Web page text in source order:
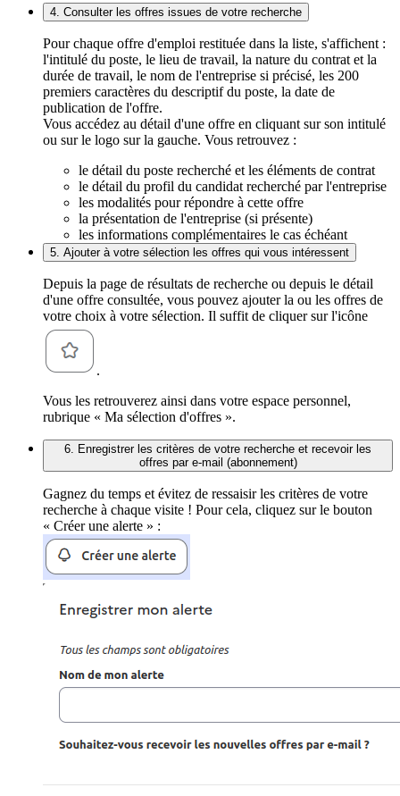
4. Consulter les offres issues de votre recherche
Pour chaque offre d'emploi restituée dans la liste, s'affichent :
l'intitulé du poste, le lieu de travail, la nature du contrat et la
durée de travail, le nom de l'entreprise si précisé, les 200
premiers caractères du descriptif du poste, la date de
publication de l'offre.
Vous accédez au détail d'une offre en cliquant sur son intitulé
ou sur le logo sur la gauche. Vous retrouvez :
le détail du poste recherché et les éléments de contrat
le détail du profil du candidat recherché par l'entreprise
les modalités pour répondre à cette offre
la présentation de l'entreprise (si présente)
les informations complémentaires le cas échéant
5. Ajouter à votre sélection les offres qui vous intéressent
Depuis la page de résultats de recherche ou depuis le détail
d'une offre consultée, vous pouvez ajouter la ou les offres de
votre choix à votre sélection. Il suffit de cliquer sur l'icône
.
Vous les retrouverez ainsi dans votre espace personnel,
rubrique « Ma sélection d'offres ».
6. Enregistrer les critères de votre recherche et recevoir les
offres par e-mail (abonnement)
Gagnez du temps et évitez de ressaisir les critères de votre
recherche à chaque visite ! Pour cela, cliquez sur le bouton
« Créer une alerte » :